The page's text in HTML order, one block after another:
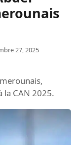
27, 2025
la CAN 2025.